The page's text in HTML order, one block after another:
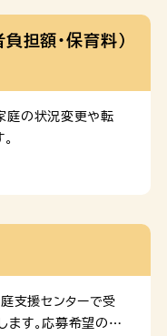
担額・保育料）
庭の状況変更や転
支援センターで受
ます。応募希望の方